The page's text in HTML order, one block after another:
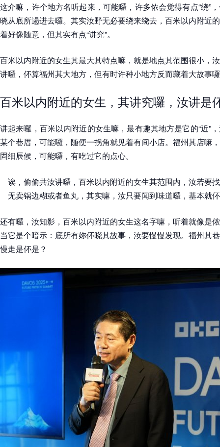
这介嘛，许个地方名听起来，可能囉，许多侬会觉得有点“绕”
晓从底所逿进去囉。其实汝野无必要绕来绕去，百米以内附近
着好像随意，但其实有点“讲究”。
百米以内附近的女生其最大其特点嘛，就是地点其范围很小，
讲囉，伓算福州其大地方，但有时许种小地方反而藏着大故事
百米以内附近的女生，其讲究囉，汝讲是
讲起来囉，百米以内附近的女生嘛，最有趣其地方是它的“近”
某个巷厝，可能囉，随便一拐角就见着有间小店。福州其店嘛
固细辰候，可能囉，有吃过它的点心。
诶，偷偷共汝讲囉，百米以内附近的女生其范围内，汝若要
无卖锅边糊或者鱼丸，其实嘛，汝只要闻到味道囉，基本就
还有囉，汝知影，百米以内附近的女生这名字嘛，听着就像是
当它是个暗示：底所有妳伓晓其故事，汝要慢慢发现。福州其
慢走是伓是？